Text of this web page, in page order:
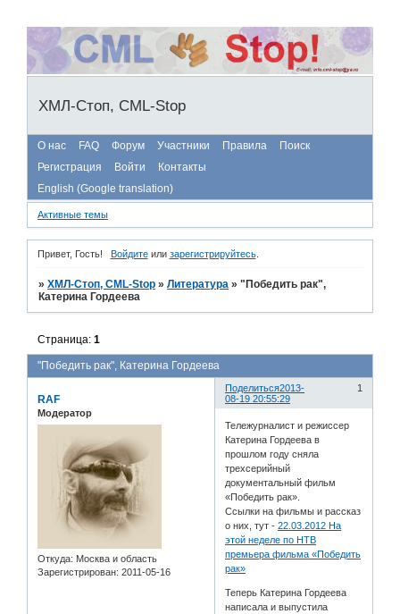
ХМЛ-Стоп, CML-Stop
О нас FAQ Форум Участники Правила
Поиск
Регистрация
Войти
Контакты
English (Google translation)
Активные темы
Привет, Гость! Войдитеили зарегистрируйтесь.
»ХМЛ-Стоп, CML-Stop »Литература »"Победить рак",
Катерина Гордеева
"Победить рак", Катерина Гордеева
Страница:1
Поделиться 1
2013-
08-19 20:55:29
RAF
Модератор
Откуда: Москва и область
Зарегистрирован: 2011-05-16
Тележурналист и режиссер
Катерина Гордеева в
прошлом году сняла
трехсерийный
документальный фильм
«Победить рак».
Ссылки на фильмы и рассказ
о них, тут -22.03.2012 На
этой неделе по НТВ
премьера фильма «Победить
рак»
Теперь Катерина Гордеева
написала и выпустила